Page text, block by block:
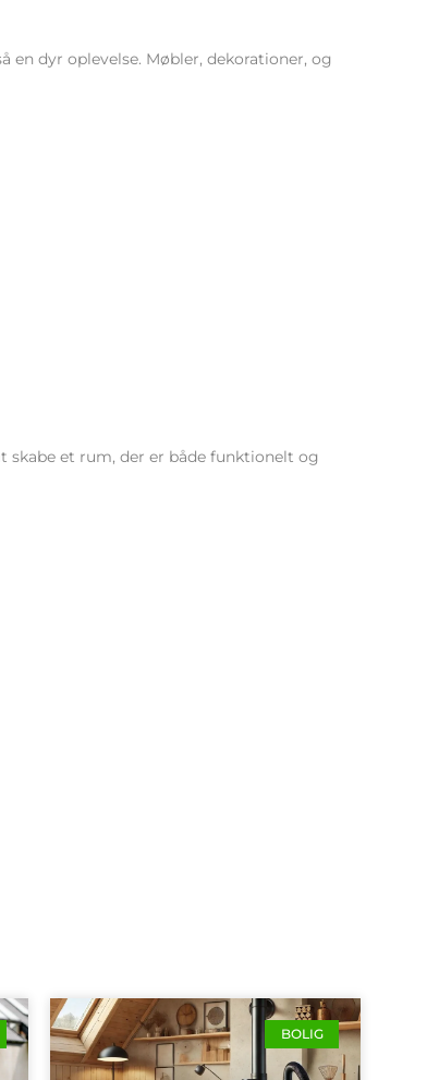
dyr oplevelse. Møbler, dekorationer, og
skabe et rum, der er både funktionelt og
BOLIG